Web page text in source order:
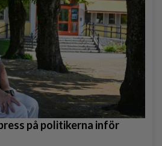
på politikerna inför